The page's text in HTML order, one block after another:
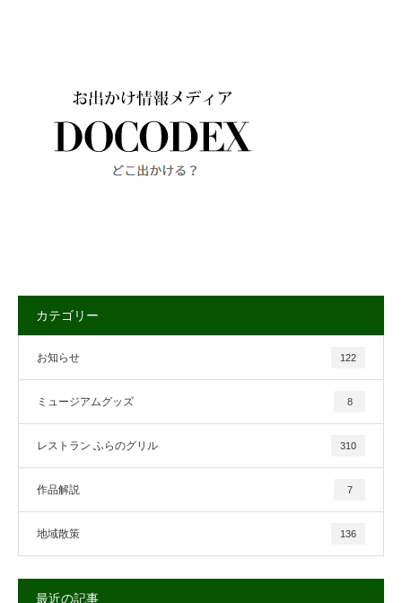
カテゴリー
お知らせ 122
ミュージアムグッズ 8
レストラン ふらのグリル 310
作品解説 7
地域散策 136
最近の記事